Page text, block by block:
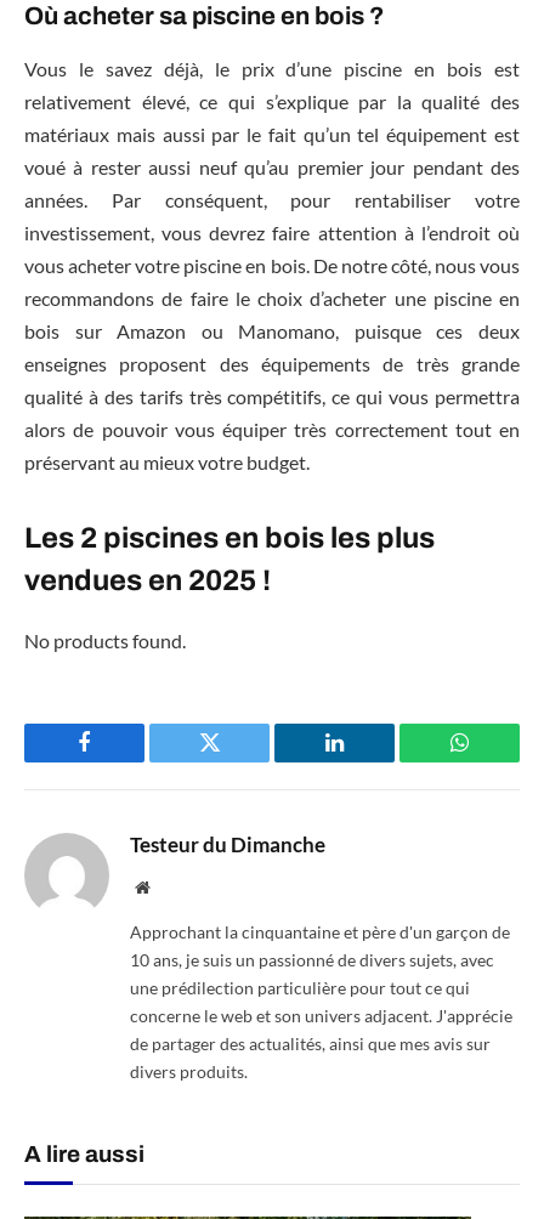
Où acheter sa piscine en bois ?
Vous le savez déjà, le prix d’une piscine en bois est
relativement élevé, ce qui s’explique par la qualité des
matériaux mais aussi par le fait qu’un tel équipement est
voué à rester aussi neuf qu’au premier jour pendant des
années. Par conséquent, pour rentabiliser votre
investissement, vous devrez faire attention à l’endroit où
vous acheter votre piscine en bois. De notre côté, nous vous
recommandons de faire le choix d’acheter une piscine en
bois sur Amazon ou Manomano, puisque ces deux
enseignes proposent des équipements de très grande
qualité à des tarifs très compétitifs, ce qui vous permettra
alors de pouvoir vous équiper très correctement tout en
préservant au mieux votre budget.
Les 2 piscines en bois les plus
vendues en 2025 !
No products found.
Facebook Twitter LinkedIn
Testeur du Dimanche
Website
Approchant la cinquantaine et père d'un garçon de
10 ans, je suis un passionné de divers sujets, avec
une prédilection particulière pour tout ce qui
concerne le web et son univers adjacent. J'apprécie
de partager des actualités, ainsi que mes avis sur
divers produits.
A lire aussi